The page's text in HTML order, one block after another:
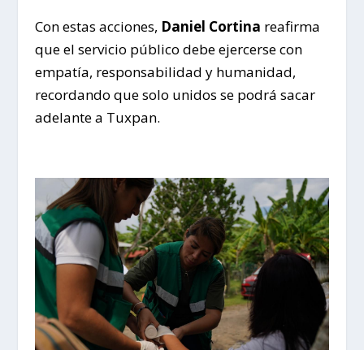
Con estas acciones, Daniel Cortina reafirma
que el servicio público debe ejercerse con
empatía, responsabilidad y humanidad,
recordando que solo unidos se podrá sacar
adelante a Tuxpan.